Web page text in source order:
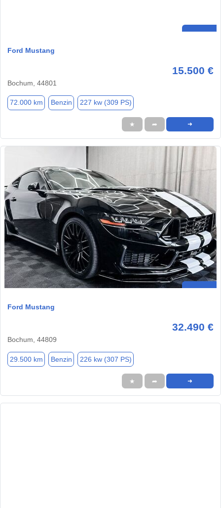
Ford Mustang
15.500 €
Bochum, 44801
72.000 km Benzin 227 kw (309 PS)
★ ➦ ➜
Ford Mustang
32.490 €
Bochum, 44809
29.500 km Benzin 226 kw (307 PS)
★ ➦ ➜